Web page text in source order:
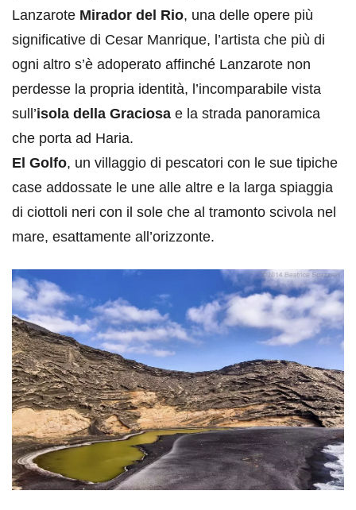
Lanzarote Mirador del Rio, una delle opere più
significative di Cesar Manrique, l’artista che più di
ogni altro s’è adoperato affinché Lanzarote non
perdesse la propria identità, l’incomparabile vista
sull’isola della Graciosa e la strada panoramica
che porta ad Haria.
El Golfo, un villaggio di pescatori con le sue tipiche
case addossate le une alle altre e la larga spiaggia
di ciottoli neri con il sole che al tramonto scivola nel
mare, esattamente all’orizzonte.